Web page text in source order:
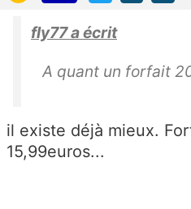
fly77 a écrit
A quant un forfait
il existe déjà mieux.
15,99euros...